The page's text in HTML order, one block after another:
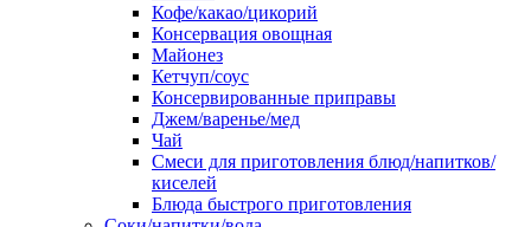
Кофе/какао/цикорий
Консервация овощная
Майонез
Кетчуп/соус
Консервированные приправы
Джем/варенье/мед
Чай
Смеси для приготовления блюд/напитков/
киселей
Блюда быстрого приготовления